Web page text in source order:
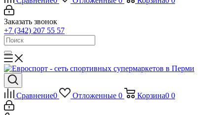
Заказать звонок
+7 (342) 207 55 57
Сравнение0 Отложенные 0 Корзина0 0